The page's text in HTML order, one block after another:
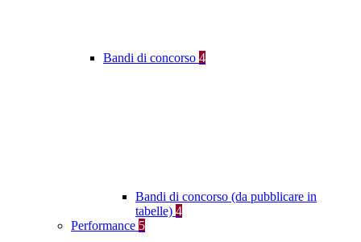
Bandi di concorso 4
Bandi di concorso (da pubblicare in
tabelle) 4
Performance 5